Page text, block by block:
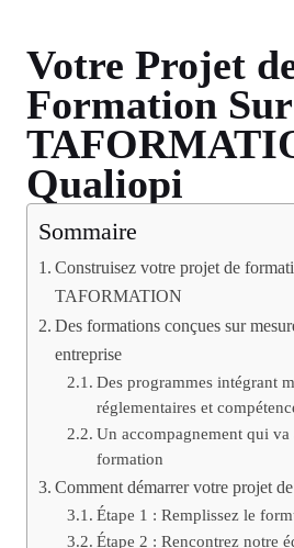
Votre Projet
Formation
Qualiopi
Sommaire
Construisez votre projet de
TAFORMATION
Des formations conçues sur
entreprise
Des programmes intégrant
réglementaires et
Un accompagnement qui
formation
Comment démarrer votre projet
Étape 1 : Remplissez le
Étape 2 : Rencontrez notre